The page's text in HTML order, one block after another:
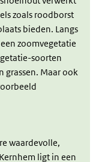
zoals roodborst
bieden. Langs
zoomvegetatie
soorten
grassen. Maar ook
waardevolle,
ligt in een